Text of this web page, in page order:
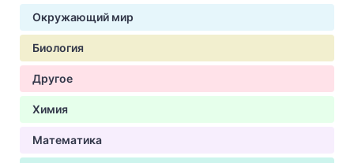
Окружающий мир
Биология
Другое
Химия
Математика